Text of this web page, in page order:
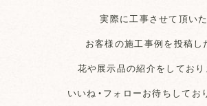
実際に工事させて頂いた
お客様の施工事例を投稿し
花や展示品の紹介をしており
いいね・フォローお待ちして